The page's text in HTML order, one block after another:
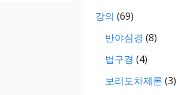
강의 (69)
반야심경 (8)
법구경 (4)
보리도차제론 (3)